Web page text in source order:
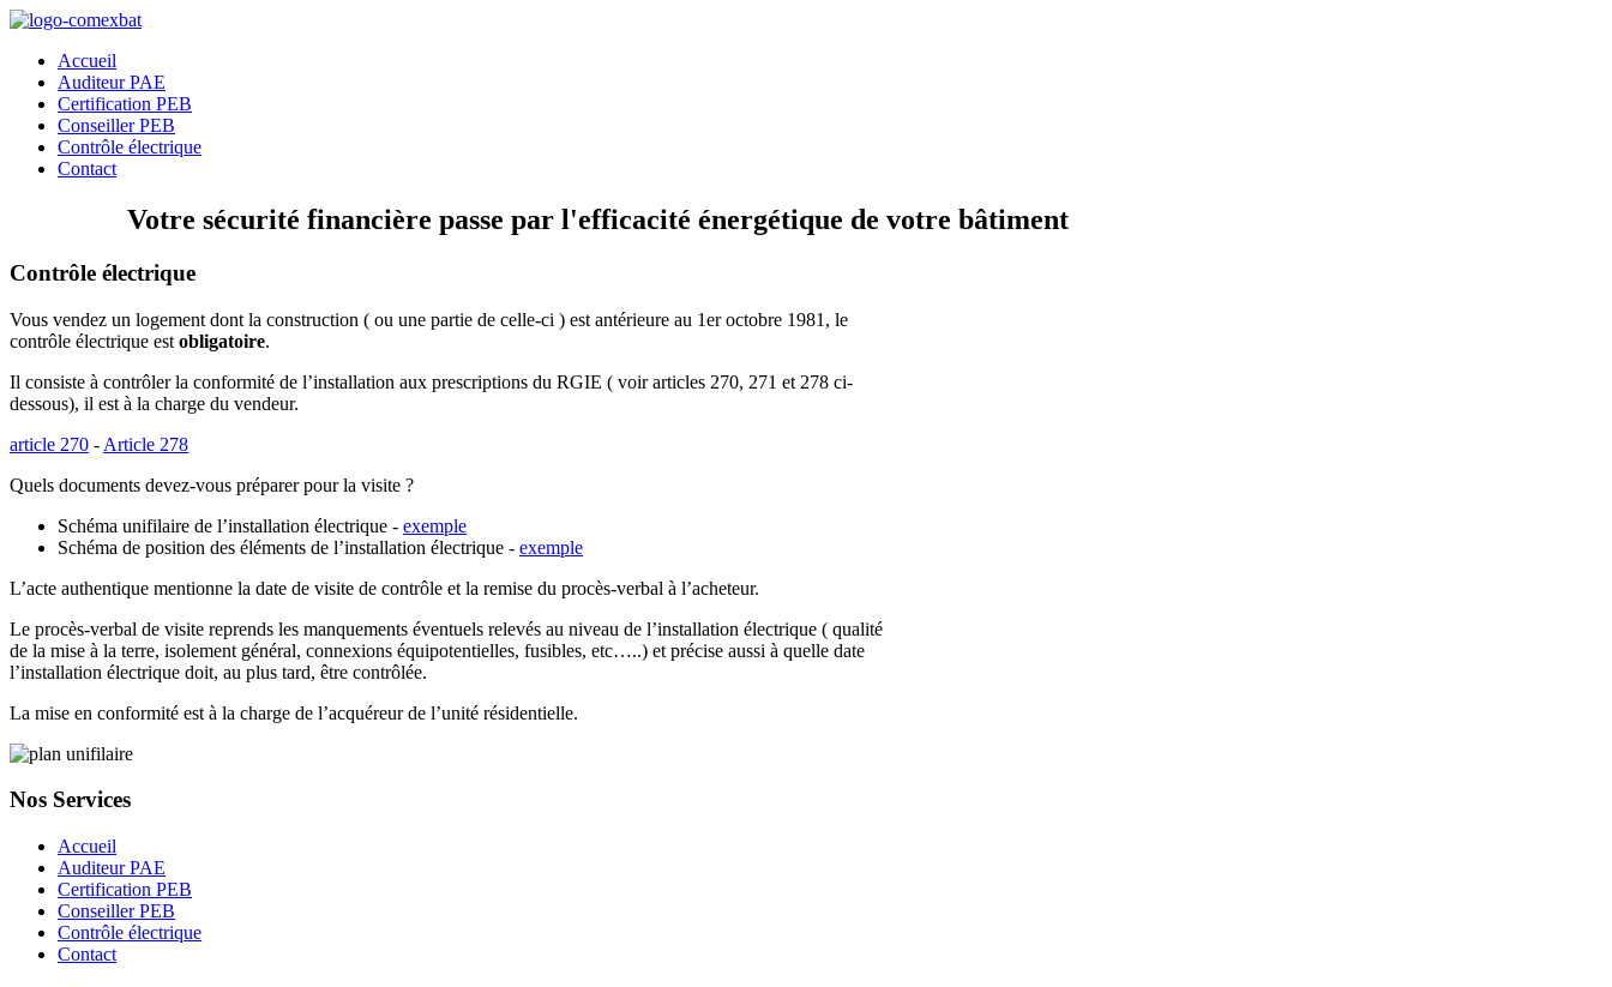
Accueil
Auditeur PAE
Certification PEB
Conseiller PEB
Contrôle électrique
Contact
Votre sécurité financière passe par l'efficacité énergétique de votre bâtiment
Contrôle électrique
Vous vendez un logement dont la construction ( ou une partie de celle-ci ) est antérieure au 1er octobre 1981, le
contrôle électrique est obligatoire.
Il consiste à contrôler la conformité de l’installation aux prescriptions du RGIE ( voir articles 270, 271 et 278 ci-
dessous), il est à la charge du vendeur.
article 270 - Article 278
Quels documents devez-vous préparer pour la visite ?
Schéma unifilaire de l’installation électrique - exemple
Schéma de position des éléments de l’installation électrique - exemple
L’acte authentique mentionne la date de visite de contrôle et la remise du procès-verbal à l’acheteur.
Le procès-verbal de visite reprends les manquements éventuels relevés au niveau de l’installation électrique ( qualité
de la mise à la terre, isolement général, connexions équipotentielles, fusibles, etc…..) et précise aussi à quelle date
l’installation électrique doit, au plus tard, être contrôlée.
La mise en conformité est à la charge de l’acquéreur de l’unité résidentielle.
Nos Services
Accueil
Auditeur PAE
Certification PEB
Conseiller PEB
Contrôle électrique
Contact